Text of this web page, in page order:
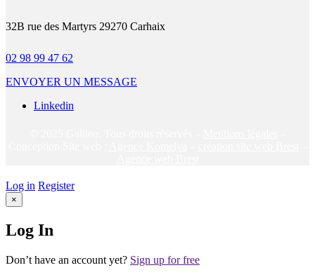
32B rue des Martyrs 29270 Carhaix
02 98 99 47 62
ENVOYER UN MESSAGE
Linkedin
Log in Register
×
Log In
Don’t have an account yet? Sign up for free